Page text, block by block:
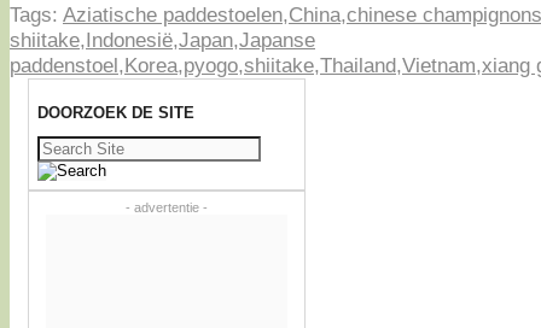
Tags: Aziatische paddestoelen,China,chinese champignons
shiitake,Indonesië,Japan,Japanse
paddenstoel,Korea,pyogo,shiitake,Thailand,Vietnam,xiang
DOORZOEK DE SITE
Zoeken
naar:
- advertentie -